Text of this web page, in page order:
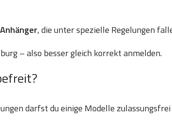
, die unter spezielle Regelungen
– also besser gleich korrekt anmelden.
darfst du einige Modelle